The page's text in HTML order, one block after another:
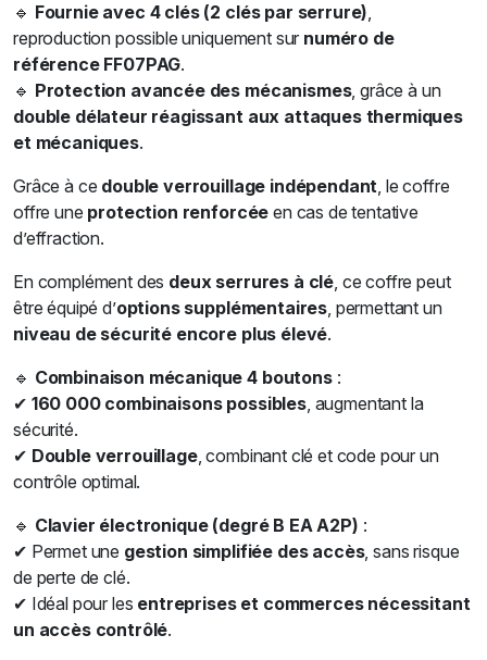
🔹 Fournie avec 4 clés (2 clés par serrure)
reproduction possible uniquement sur numéro de
référence FF07PAG.
🔹 Protection avancée des mécanismes, grâce à un
double délateur réagissant aux attaques thermiques
et mécaniques.
Grâce à ce double verrouillage indépendant , le coffre
offre une protection renforcée en cas de tentative
d’effraction.
En complément des deux serrures à clé , ce coffre peut
être équipé d’options supplémentaires , permettant un
niveau de sécurité encore plus élevé.
🔹 Combinaison mécanique 4 boutons:
✔ 160 000 combinaisons possibles, augmentant la
sécurité.
✔ Double verrouillage, combinant clé et code pour un
contrôle optimal.
🔹 Clavier électronique (degré B EA A2P) :
✔ Permet une gestion simplifiée des accès, sans risque
de perte de clé.
✔ Idéal pour les entreprises et commerces nécessitant
un accès contrôlé.